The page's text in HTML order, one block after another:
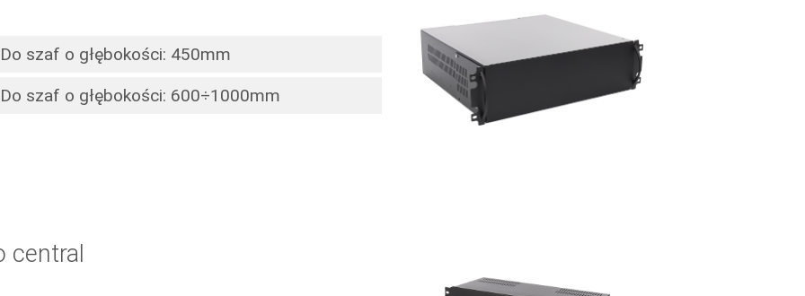
Do szaf o głębokości: 450mm
Do szaf o głębokości: 600÷1000mm
central